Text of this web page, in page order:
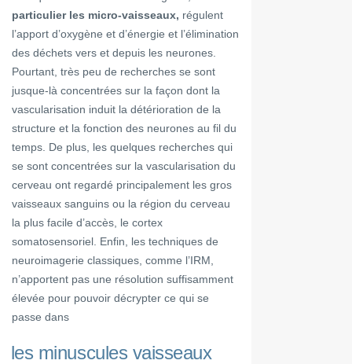
particulier les micro-vaisseaux, régulent
l’apport d’oxygène et d’énergie et l’élimination
des déchets vers et depuis les neurones.
Pourtant, très peu de recherches se sont
jusque-là concentrées sur la façon dont la
vascularisation induit la détérioration de la
structure et la fonction des neurones au fil du
temps. De plus, les quelques recherches qui
se sont concentrées sur la vascularisation du
cerveau ont regardé principalement les gros
vaisseaux sanguins ou la région du cerveau
la plus facile d’accès, le cortex
somatosensoriel. Enfin, les techniques de
neuroimagerie classiques, comme l’IRM,
n’apportent pas une résolution suffisamment
élevée pour pouvoir décrypter ce qui se
passe dans
les minuscules vaisseaux